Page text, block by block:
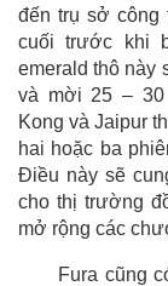
đến trụ sở công
cuối trước khi
emerald thô này
và mời 25 – 30
Kong và Jaipur
hai hoặc ba
Điều này sẽ
cho thị trường
mở rộng các
Fura cũng